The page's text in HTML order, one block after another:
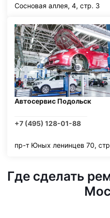
Сосновая аллея, 4, стр. 3
Автосервис Подольск
+7 (495) 128-01-88
пр-т Юных ленинцев 70,
Где сделать